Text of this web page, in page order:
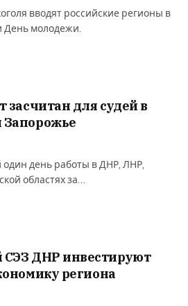
вводят российские регионы в
День молодежи.
засчитан для судей в
один день работы в ДНР, ЛНР,
областях за…
СЭЗ ДНР инвестируют
региона